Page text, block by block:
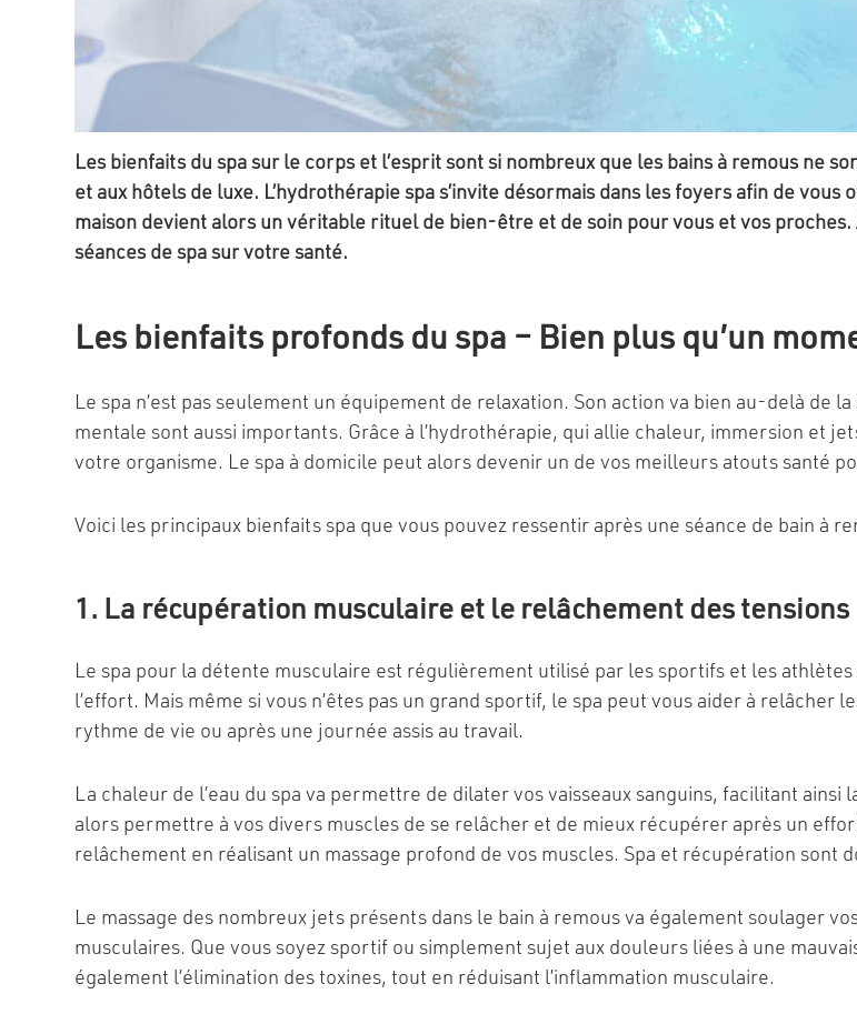
Les bienfaits du spa sur le corps et l’esprit sont si nombreux que les bains à remous ne
et aux hôtels de luxe. L’hydrothérapie spa s’invite désormais dans les foyers afin de
maison devient alors un véritable rituel de bien-être et de soin pour vous et vos
séances de spa sur votre santé.
Les bienfaits profonds du spa – Bien plus qu’un
Le spa n’est pas seulement un équipement de relaxation. Son action va bien au-delà de
mentale sont aussi importants. Grâce à l’hydrothérapie, qui allie chaleur, immersion et
votre organisme. Le spa à domicile peut alors devenir un de vos meilleurs atouts santé
Voici les principaux bienfaits spa que vous pouvez ressentir après une séance de bain à
1. La récupération musculaire et le relâchement des tensions
Le spa pour la détente musculaire est régulièrement utilisé par les sportifs et les
l’effort. Mais même si vous n’êtes pas un grand sportif, le spa peut vous aider à relâcher
rythme de vie ou après une journée assis au travail.
La chaleur de l’eau du spa va permettre de dilater vos vaisseaux sanguins, facilitant
alors permettre à vos divers muscles de se relâcher et de mieux récupérer après un
relâchement en réalisant un massage profond de vos muscles. Spa et récupération sont
Le massage des nombreux jets présents dans le bain à remous va également soulager
musculaires. Que vous soyez sportif ou simplement sujet aux douleurs liées à une
également l’élimination des toxines, tout en réduisant l’inflammation musculaire.